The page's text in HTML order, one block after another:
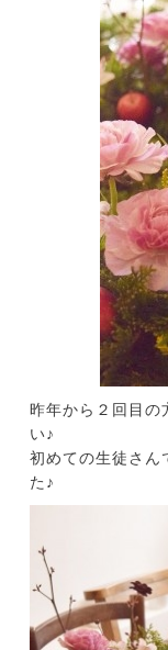
昨年から２回目
い♪
初めての生徒さん
た♪